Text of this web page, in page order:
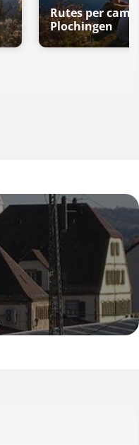
Rutes per
Plochingen